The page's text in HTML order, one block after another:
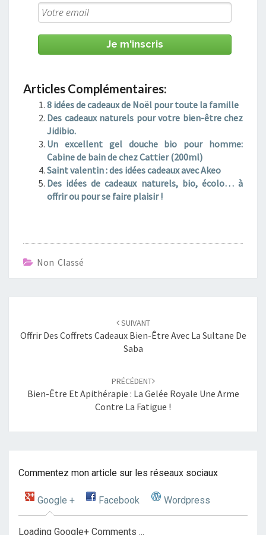
Je m'inscris
Articles Complémentaires:
8 idées de cadeaux de Noël pour toute la famille
Des cadeaux naturels pour votre bien-être chez
Jidibio.
Un excellent gel douche bio pour homme:
Cabine de bain de chez Cattier (200ml)
Saint valentin : des idées cadeaux avec Akeo
Des idées de cadeaux naturels, bio, écolo… à
offrir ou pour se faire plaisir !
Non Classé
d'article
SUIVANT
Offrir Des Coffrets Cadeaux Bien-Être Avec La Sultane De
Saba
PRÉCÉDENT
Bien-Être Et Apithérapie : La Gelée Royale Une Arme
Contre La Fatigue !
Commentez mon article sur les réseaux sociaux
Google + Facebook Wordpress
Loading Google+ Comments ...